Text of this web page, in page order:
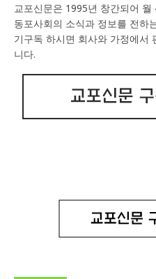
교포신문은 1995년 창간되어
동포사회의 소식과 정보를 전하
기구독 하시면 회사와 가정에서
니다.